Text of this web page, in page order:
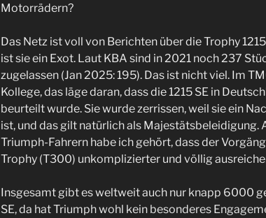
Motorrädern?
Das Netz ist voll von Berichten über die Trophy
ist sie ein Exot. Laut KBA sind in 2021 noch 237
zugelassen (Jan 2025: 195). Das ist nicht viel. Im
Kollege, das läge daran, dass die 1215 SE in
beurteilt wurde. Sie wurde zerrissen, weil sie ein
ist, und das gilt natürlich als Majestätsbeleidigung.
Triumph-Fahrern habe ich gehört, dass der
Trophy (T300) unkomplizierter und völlig
Insgesamt gibt es weltweit auch nur knapp 6000
SE, da hat Triumph wohl kein besonderes